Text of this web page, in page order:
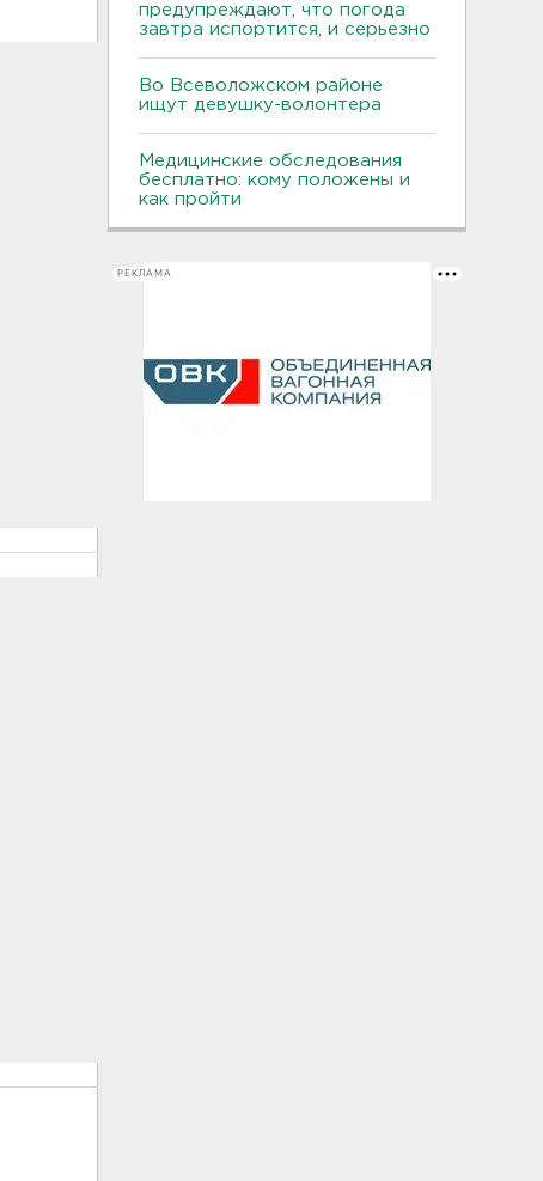
предупреждают, что погода
завтра испортится, и серьезно
Во Всеволожском районе
ищут девушку-волонтера
Медицинские обследования
бесплатно: кому положены и
как пройти
РЕКЛАМА